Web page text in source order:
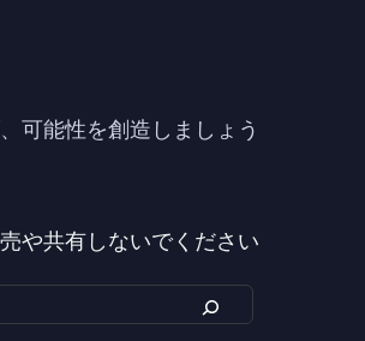
可能性を創造しましょう
や共有しないでください